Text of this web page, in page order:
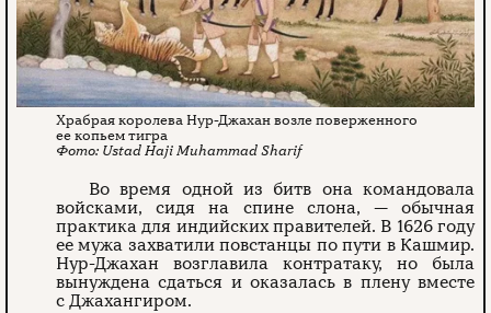
Храбрая королева Нур-Джахан возле поверженного
ее копьем тигра
Ustad Haji Muhammad Sharif
Во время одной из битв она командовала
войсками, сидя на спине слона, — обычная
практика для индийских правителей. В 1626 году
ее мужа захватили повстанцы по пути в Кашмир.
Нур-Джахан возглавила контратаку, но была
вынуждена сдаться и оказалась в плену вместе
с Джахангиром.